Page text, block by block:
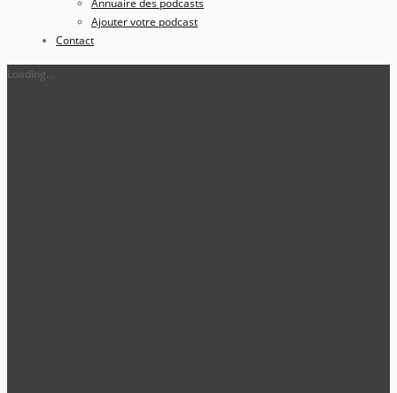
Annuaire des podcasts
Ajouter votre podcast
Contact
Loading...